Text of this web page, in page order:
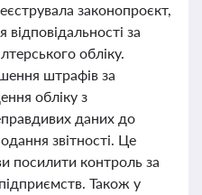
законопроєкт,
за
обліку.
штрафів за
обліку з
даних до
звітності. Це
посилити контроль за
Також у